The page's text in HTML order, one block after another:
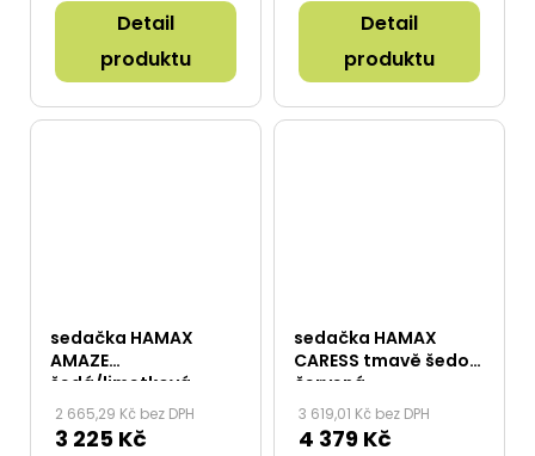
Detail
produktu
Detail
produktu
sedačka HAMAX
AMAZE
šedá/limetková
2 665,29 Kč bez DPH
3 225 Kč
sedačka HAMAX
CARESS tmavě šedo/
červená
3 619,01 Kč bez DPH
4 379 Kč